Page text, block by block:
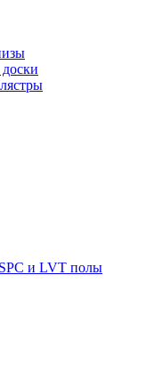
и LVT полы